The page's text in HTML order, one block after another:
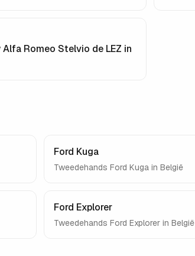
Alfa Romeo Stelvio de LEZ in
Ford Kuga
Tweedehands Ford Kuga in België
Ford Explorer
Tweedehands Ford Explorer in België